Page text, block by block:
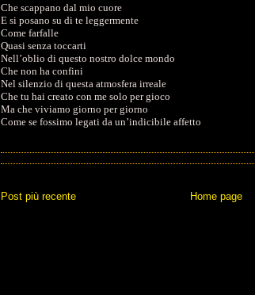
Che scappano dal mio cuore
E si posano su di te leggermente
Come farfalle
Quasi senza toccarti
Nell’oblio di questo nostro dolce mondo
Che non ha confini
Nel silenzio di questa atmosfera irreale
Che tu hai creato con me solo per gioco
Ma che viviamo giorno per giorno
Come se fossimo legati da un’indicibile affetto
Post più recente Home page